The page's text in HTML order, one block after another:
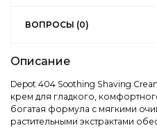
ВОПРОСЫ (0)
Описание
Depot 404 Soothing Shaving
крем для гладкого,
богатая формула с мягкими
растительными экстрактами